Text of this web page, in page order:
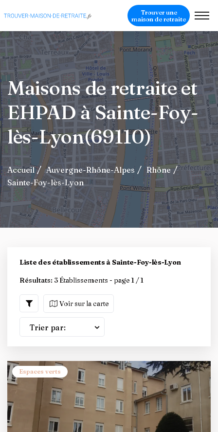
Trouver une
maison de retraite
Maisons de retraite et
EHPAD à Sainte-Foy-
lès-Lyon(69110)
Accueil Auvergne-Rhône-Alpes
Rhône
Sainte-Foy-lès-Lyon
Liste des établissements à Sainte-Foy-lès-Lyon
Résultats: 3 Établissements - page 1 / 1
Voir sur la carte
Trier par:
Espaces verts